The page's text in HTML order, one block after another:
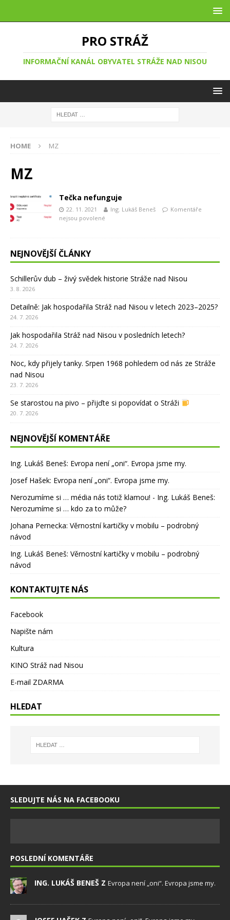
PRO STRÁŽ
INFORMAČNÍ KANÁL OBYVATEL STRÁŽE NAD NISOU
HOME MZ
MZ
Tečka nefunguje
22. 11. 2021 Ing. Lukáš Beneš
Komentáře
nejsou povolené
NEJNOVĚJŠÍ ČLÁNKY
Schillerův dub – živý svědek historie Stráže nad Nisou
3. 8. 2026
Detailně: Jak hospodařila Stráž nad Nisou v letech 2023–2025?
24. 7. 2026
Jak hospodařila Stráž nad Nisou v posledních letech?
24. 7. 2026
Noc, kdy přijely tanky. Srpen 1968 pohledem od nás ze Stráže
nad Nisou
23. 7. 2026
Se starostou na pivo – přijďte si popovídat o Stráži
20. 7. 2026
NEJNOVĚJŠÍ KOMENTÁŘE
Ing. Lukáš Beneš: Evropa není „oni“. Evropa jsme my.
Josef Hašek: Evropa není „oni“. Evropa jsme my.
Nerozumíme si … média nás totiž klamou! - Ing. Lukáš Beneš:
Nerozumíme si … kdo za to může?
Johana Pernecka: Věrnostní kartičky v mobilu – podrobný
návod
Ing. Lukáš Beneš: Věrnostní kartičky v mobilu – podrobný
návod
KONTAKTUJTE NÁS
Facebook
Napište nám
Kultura
KINO Stráž nad Nisou
E-mail ZDARMA
HLEDAT
SLEDUJTE NÁS NA FACEBOOKU
POSLEDNÍ KOMENTÁŘE
ING. LUKÁŠ BENEŠ Z Evropa není „oni“. Evropa jsme my.